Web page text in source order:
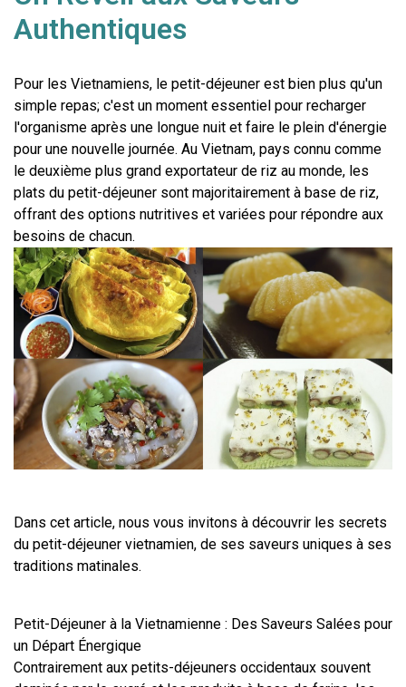
Authentiques
Pour les Vietnamiens, le petit-déjeuner est bien plus qu'un
simple repas; c'est un moment essentiel pour recharger
l'organisme après une longue nuit et faire le plein d'énergie
pour une nouvelle journée. Au Vietnam, pays connu comme
le deuxième plus grand exportateur de riz au monde, les
plats du petit-déjeuner sont majoritairement à base de riz,
offrant des options nutritives et variées pour répondre aux
besoins de chacun.
Dans cet article, nous vous invitons à découvrir les secrets
du petit-déjeuner vietnamien, de ses saveurs uniques à ses
traditions matinales.
Petit-Déjeuner à la Vietnamienne : Des Saveurs Salées pour
un Départ Énergique
Contrairement aux petits-déjeuners occidentaux souvent